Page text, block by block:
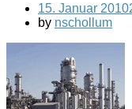
15. Januar 2010
by nschollum